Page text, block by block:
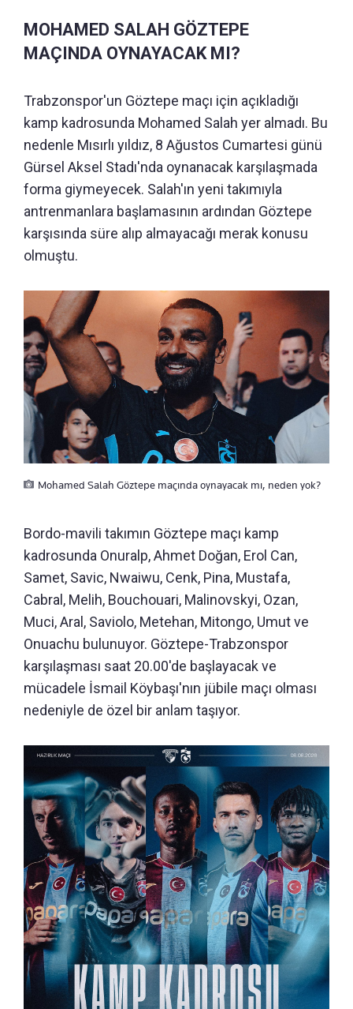
MOHAMED SALAH GÖZTEPE
MAÇINDA OYNAYACAK MI?
Trabzonspor'un Göztepe maçı için açıkladığı
kamp kadrosunda Mohamed Salah yer almadı. Bu
nedenle Mısırlı yıldız, 8 Ağustos Cumartesi günü
Gürsel Aksel Stadı'nda oynanacak karşılaşmada
forma giymeyecek. Salah'ın yeni takımıyla
antrenmanlara başlamasının ardından Göztepe
karşısında süre alıp almayacağı merak konusu
olmuştu.
Mohamed Salah Göztepe maçında oynayacak mı, neden yok?
Bordo-mavili takımın Göztepe maçı kamp
kadrosunda Onuralp, Ahmet Doğan, Erol Can,
Samet, Savic, Nwaiwu, Cenk, Pina, Mustafa,
Cabral, Melih, Bouchouari, Malinovskyi, Ozan,
Muci, Aral, Saviolo, Metehan, Mitongo, Umut ve
Onuachu bulunuyor. Göztepe-Trabzonspor
karşılaşması saat 20.00'de başlayacak ve
mücadele İsmail Köybaşı'nın jübile maçı olması
nedeniyle de özel bir anlam taşıyor.